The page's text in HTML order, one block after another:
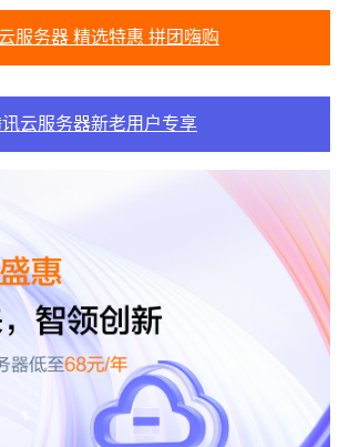
服务器 精选特惠 拼团嗨购
讯云服务器新老用户专享